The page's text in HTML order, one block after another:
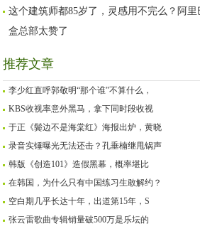
这个建筑师都85岁了，灵感用不完么？阿
盒总部太赞了
推荐文章
李少红直呼郭敬明“那个谁”不算什么，
KBS收视率意外黑马，拿下同时段收视
于正《鬓边不是海棠红》海报出炉，黄晓
录音实锤曝光无法还击？孔垂楠继甩锅声
韩版《创造101》造假黑幕，概率堪比
在韩国，为什么只有中国练习生敢解约？
空白期几乎长达十年，出道第15年，S
张云雷歌曲专辑销量破500万是乐坛的